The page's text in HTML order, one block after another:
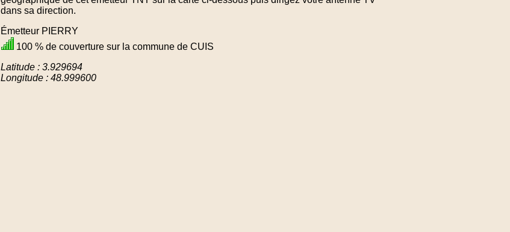
dans sa direction.
Émetteur PIERRY
100 % de couverture sur la commune de CUIS
Latitude : 3.929694
Longitude : 48.999600